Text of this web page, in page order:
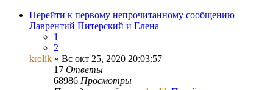
Перейти к первому непрочитанному сообщению
Лаврентий Питерский и Елена
1
2
krolik » Вс окт 25, 2020 20:03:57
17 Ответы
68986 Просмотры